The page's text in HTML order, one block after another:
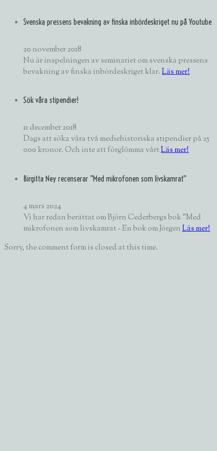
Svenska pressens bevakning av finska inbördeskriget nu på Youtube
20 november 2018
Nu är inspelningen av seminariet om svenska pressens
bevakning av finska inbördeskriget klar.Läs mer!
Sök våra stipendier!
11 december 2018
Dags att söka våra två mediehistoriska stipendier på 25
000 kronor. Och inte att förglömma vårtLäs mer!
Birgitta Ney recenserar ”Med mikrofonen som livskamrat”
4 mars 2024
Vi har redan berättat om Björn Cederbergs bok "Med
mikrofonen som livskamrat - En bok om JörgenLäs mer!
Sorry, the comment form is closed at this time.